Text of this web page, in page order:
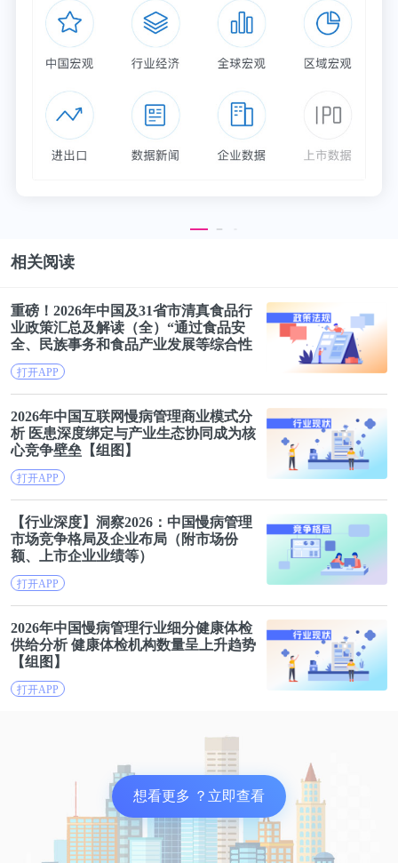
78.1%的患者出现症状恶化影响生活，而仅4.4%的患
图片来源：迟春华教授《基于社区的哮喘管理经验及
未来发展机遇》
当前的医疗手段只能控制症状，并不能完全消除哮
喘。目前治疗哮喘的药物主要有两大类——糖皮质激
素和β-受体激动剂。
糖皮质激素(ICS)是治疗哮喘和过敏常用的药物之
一。激素有抗炎症与抗过敏的作用，由于其对炎症细
胞、炎症反应、炎症介质有多途径的抑制作用，能够
有效的降低气道的高反应性，换句话说就是抚平紧缩
的呼吸道表皮，让患者可以自由呼吸。
但如果长期使用，或是使用剂量不当，则会造成骨质
疏松、肥胖、血糖增高、痤疮等症状。不过，正确地
使用糖皮质激素，通常能够避免发生这些副作用，对
于控制哮喘来说利大于弊。
β2受体激动剂这个药物的名字大家可能比较陌生。在
体。当受体接受到肾上腺素的刺激后，会引起细胞内
一系列的化学反应，最终促使支气管平滑肌舒张，使
气道扩张，从而缓解哮喘患者发作时气道狭窄、呼吸
受限的情况。
相关阅读
重磅！2026年中国及31省市清真食品行
业政策汇总及解读（全）“通过食品安
全、民族事务和食品产业发展等综合性
政策管理
打开APP
2026年中国互联网慢病管理商业模式分
析 医患深度绑定与产业生态协同成为核
心竞争壁垒【组图】
打开APP
【行业深度】洞察2026：中国慢病管理
市场竞争格局及企业布局（附市场份
额、上市企业业绩等）
打开APP
2026年中国慢病管理行业细分健康体检
供给分析 健康体检机构数量呈上升趋势
【组图】
打开APP
想看更多 ？立即查看